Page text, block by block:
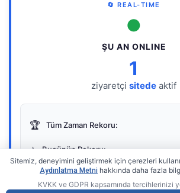
🔄 REAL-TIME
●
ŞU AN ONLINE
1
ziyaretçi sitede aktif
🏆 Tüm Zaman Rekoru:
⭐ Bugünün Rekoru:
Sitemiz, deneyimini geliştirmek için çerezleri
Aydınlatma Metni hakkında daha fazla
KVKK ve GDPR kapsamında tercihlerinizi